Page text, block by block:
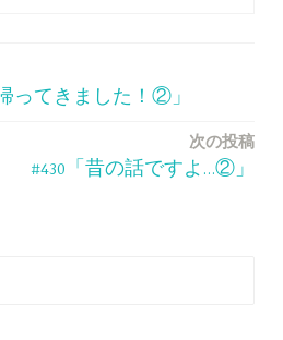
ってきました！②」
次の投稿
#430「昔の話ですよ…②」